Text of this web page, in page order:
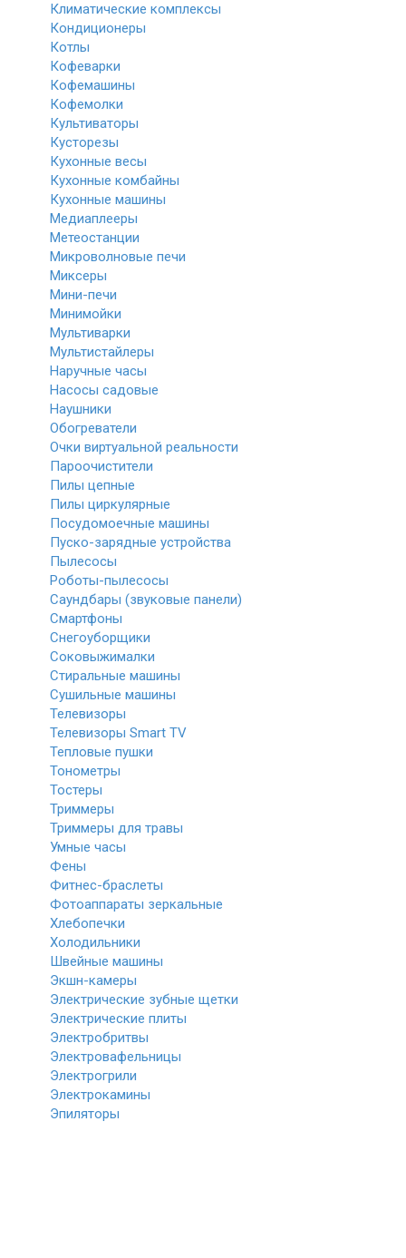
Климатические комплексы
Кондиционеры
Котлы
Кофеварки
Кофемашины
Кофемолки
Культиваторы
Кусторезы
Кухонные весы
Кухонные комбайны
Кухонные машины
Медиаплееры
Метеостанции
Микроволновые печи
Миксеры
Мини-печи
Минимойки
Мультиварки
Мультистайлеры
Наручные часы
Насосы садовые
Наушники
Обогреватели
Очки виртуальной реальности
Пароочистители
Пилы цепные
Пилы циркулярные
Посудомоечные машины
Пуско-зарядные устройства
Пылесосы
Роботы-пылесосы
Саундбары (звуковые панели)
Смартфоны
Снегоуборщики
Соковыжималки
Стиральные машины
Сушильные машины
Телевизоры
Телевизоры Smart TV
Тепловые пушки
Тонометры
Тостеры
Триммеры
Триммеры для травы
Умные часы
Фены
Фитнес-браслеты
Фотоаппараты зеркальные
Хлебопечки
Холодильники
Швейные машины
Экшн-камеры
Электрические зубные щетки
Электрические плиты
Электробритвы
Электровафельницы
Электрогрили
Электрокамины
Эпиляторы